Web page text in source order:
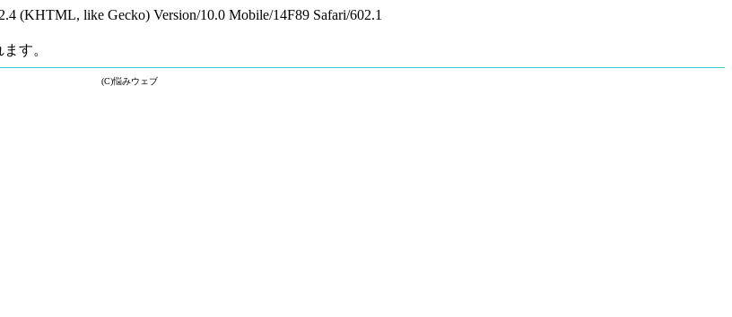
(KHTML, like Gecko) Version/10.0 Mobile/14F89 Safari/602.1
す。
(C)悩みウェブ